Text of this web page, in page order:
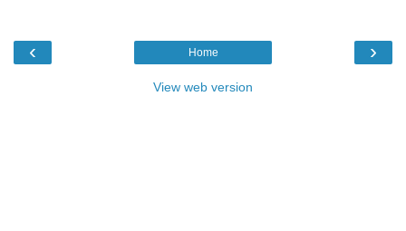
‹ ›
Home
View web version